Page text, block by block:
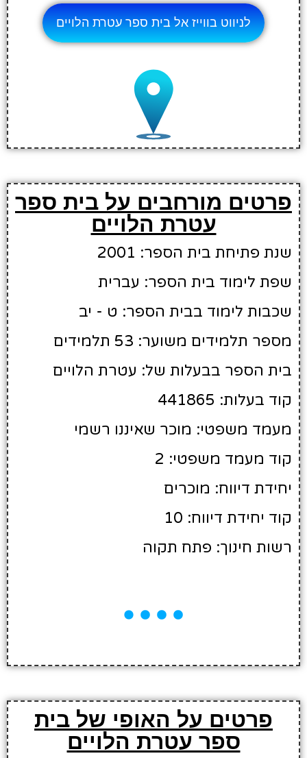
לניווט בווייז אל בית ספר עטרת הלויים
פרטים מורחבים על בית ספר
עטרת הלויים
שנת פתיחת בית הספר: 2001
שפת לימוד בית הספר: עברית
שכבות לימוד בבית הספר: ט - יב
מספר תלמידים משוער: 53 תלמידים
בית הספר בבעלות של: עטרת הלויים
קוד בעלות: 441865
מעמד משפטי: מוכר שאיננו רשמי
קוד מעמד משפטי: 2
יחידת דיווח: מוכרים
קוד יחידת דיווח: 10
רשות חינוך: פתח תקוה
פרטים על האופי של בית
ספר עטרת הלויים